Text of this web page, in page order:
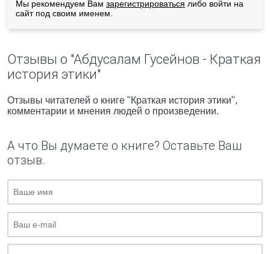
Мы рекомендуем Вам зарегистрироваться либо войти на
сайт под своим именем.
Отзывы о "Абдусалам Гусейнов - Краткая
история этики"
Отзывы читателей о книге "Краткая история этики",
комментарии и мнения людей о произведении.
А что Вы думаете о книге? Оставьте Ваш
отзыв.